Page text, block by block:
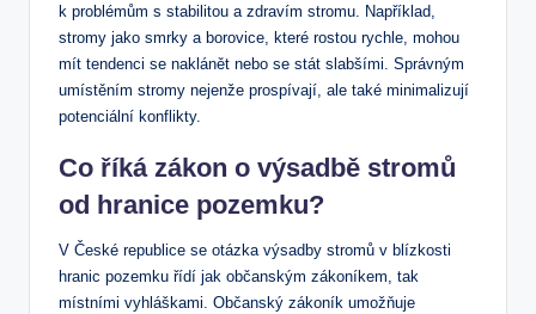
k problémům s stabilitou a zdravím stromu. Například,
stromy jako smrky a borovice, které rostou rychle, mohou
mít tendenci se naklánět nebo se stát slabšími. Správným
umístěním stromy nejenže prospívají, ale také minimalizují
potenciální konflikty.
Co říká zákon o výsadbě stromů
od hranice pozemku?
V České republice se otázka výsadby stromů v blízkosti
hranic pozemku řídí jak občanským zákoníkem, tak
místními vyhláškami. Občanský zákoník umožňuje